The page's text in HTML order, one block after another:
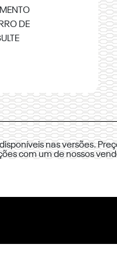
DE
nas versões.
com um de nossos